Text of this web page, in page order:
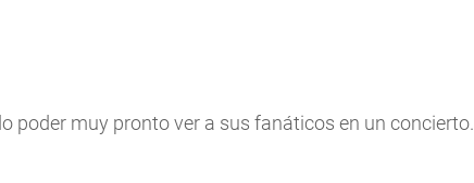
poder muy pronto ver a sus fanáticos en un concierto.